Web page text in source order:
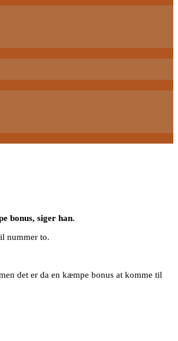
bonus, siger han.
nummer to.
det er da en kæmpe bonus at komme til